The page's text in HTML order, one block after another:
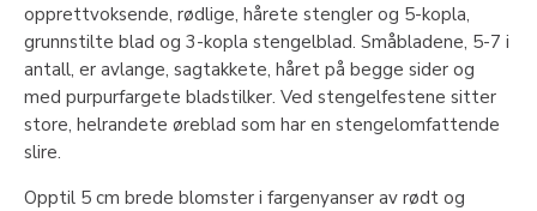
opprettvoksende, rødlige, hårete stengler og 5-kopla,
grunnstilte blad og 3-kopla stengelblad. Småbladene, 5-7 i
antall, er avlange, sagtakkete, håret på begge sider og
med purpurfargete bladstilker. Ved stengelfestene sitter
store, helrandete øreblad som har en stengelomfattende
slire.
Opptil 5 cm brede blomster i fargenyanser av rødt og